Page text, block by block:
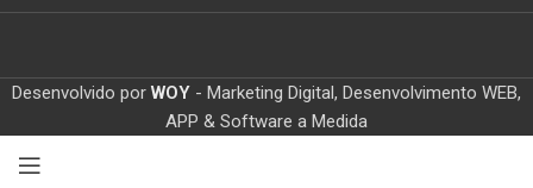
Desenvolvido por WOY - Marketing Digital, Desenvolvimento WEB,
APP & Software a Medida